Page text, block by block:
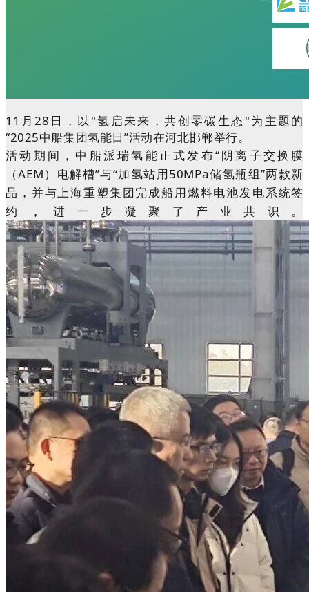
11月28日，以"氢启未来，共创零碳生态"为主题的
“2025中船集团氢能日”活动在河北邯郸举行。
活动期间，中船派瑞氢能正式发布“阴离子交换膜
（AEM）电解槽”与“加氢站用50MPa储氢瓶组”两款新
品，并与上海重塑集团完成船用燃料电池发电系统签
约，进一步凝聚了产业共识。